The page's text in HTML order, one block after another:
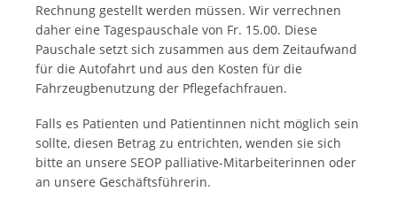
Rechnung gestellt werden müssen. Wir verrechnen
daher eine Tagespauschale von Fr. 15.00. Diese
Pauschale setzt sich zusammen aus dem Zeitaufwand
für die Autofahrt und aus den Kosten für die
Fahrzeugbenutzung der Pflegefachfrauen.
Falls es Patienten und Patientinnen nicht möglich sein
sollte, diesen Betrag zu entrichten, wenden sie sich
bitte an unsere SEOP palliative-Mitarbeiterinnen oder
an unsere Geschäftsführerin.